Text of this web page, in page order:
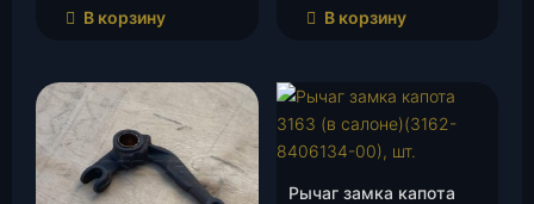
В корзину В корзину
Рычаг замка капота